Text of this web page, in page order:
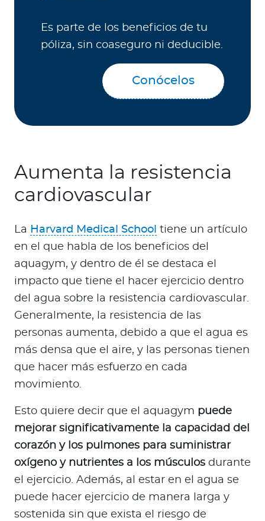
Es parte de los beneficios de tu
póliza, sin coaseguro ni deducible.
Conócelos
Aumenta la resistencia
cardiovascular
La Harvard Medical School tiene un artículo
en el que habla de los beneficios del
aquagym, y dentro de él se destaca el
impacto que tiene el hacer ejercicio dentro
del agua sobre la resistencia cardiovascular.
Generalmente, la resistencia de las
personas aumenta, debido a que el agua es
más densa que el aire, y las personas tienen
que hacer más esfuerzo en cada
movimiento.
Esto quiere decir que el aquagym puede
mejorar significativamente la capacidad del
corazón y los pulmones para suministrar
oxígeno y nutrientes a los músculos durante
el ejercicio. Además, al estar en el agua se
puede hacer ejercicio de manera larga y
sostenida sin que exista el riesgo de